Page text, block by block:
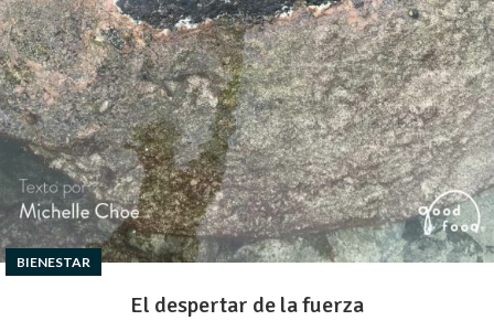
BIENESTAR
El despertar de la fuerza